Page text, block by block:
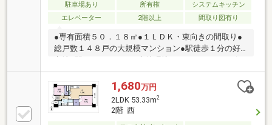
駐車場あり 所有権
システムキッチン
エレベーター
2階以上 間取り図有り
●専有面積５０．１８㎡●１ＬＤＫ・東向きの間取り●
総戸数１４８戸の大規模マンション●駅徒歩１分の好
ニ・内科まで全て徒歩１分
1,680万円
2LDK 53.33m2
2階 西